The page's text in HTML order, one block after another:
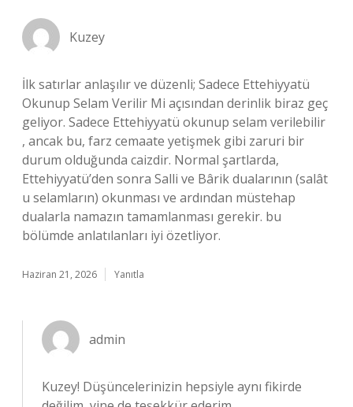
Kuzey
İlk satırlar anlaşılır ve düzenli; Sadece Ettehiyyatü
Okunup Selam Verilir Mi açısından derinlik biraz geç
geliyor. Sadece Ettehiyyatü okunup selam verilebilir
, ancak bu, farz cemaate yetişmek gibi zaruri bir
durum olduğunda caizdir. Normal şartlarda,
Ettehiyyatü’den sonra Salli ve Bârik dualarının (salât
u selamların) okunması ve ardından müstehap
dualarla namazın tamamlanması gerekir. bu
bölümde anlatılanları iyi özetliyor.
Haziran 21, 2026 Yanıtla
admin
Kuzey! Düşüncelerinizin hepsiyle aynı fikirde